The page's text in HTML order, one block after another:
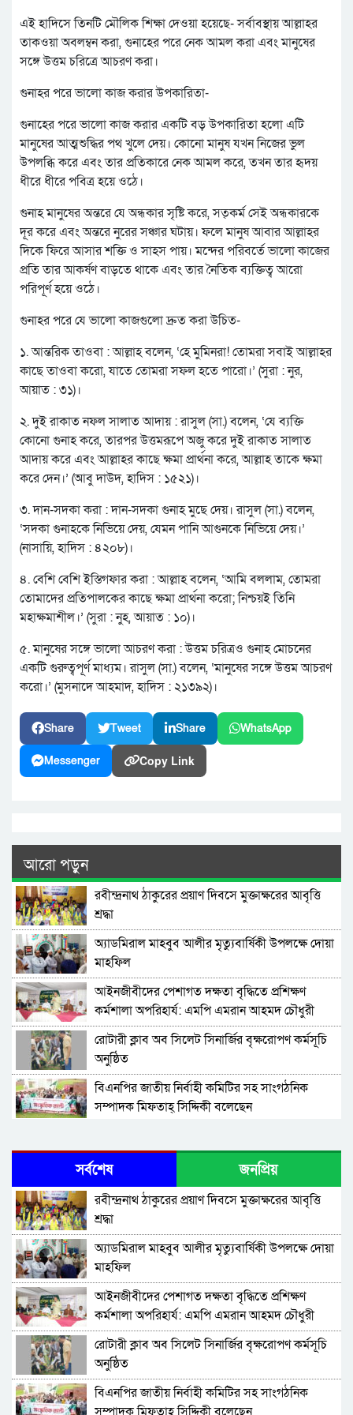
এই হাদিসে তিনটি মৌলিক শিক্ষা দেওয়া হয়েছে- সর্বাবস্থায় আল্লাহর
তাকওয়া অবলম্বন করা, গুনাহের পরে নেক আমল করা এবং মানুষের
সঙ্গে উত্তম চরিত্রে আচরণ করা।
গুনাহর পরে ভালো কাজ করার উপকারিতা-
গুনাহের পরে ভালো কাজ করার একটি বড় উপকারিতা হলো এটি
মানুষের আত্মশুদ্ধির পথ খুলে দেয়। কোনো মানুষ যখন নিজের ভুল
উপলব্ধি করে এবং তার প্রতিকারে নেক আমল করে, তখন তার হৃদয়
ধীরে ধীরে পবিত্র হয়ে ওঠে।
গুনাহ মানুষের অন্তরে যে অন্ধকার সৃষ্টি করে, সত্কর্ম সেই অন্ধকারকে
দূর করে এবং অন্তরে নুরের সঞ্চার ঘটায়। ফলে মানুষ আবার আল্লাহর
দিকে ফিরে আসার শক্তি ও সাহস পায়। মন্দের পরিবর্তে ভালো কাজের
প্রতি তার আকর্ষণ বাড়তে থাকে এবং তার নৈতিক ব্যক্তিত্ব আরো
পরিপূর্ণ হয়ে ওঠে।
গুনাহর পরে যে ভালো কাজগুলো দ্রুত করা উচিত-
১. আন্তরিক তাওবা : আল্লাহ বলেন, ‘হে মুমিনরা! তোমরা সবাই আল্লাহর
কাছে তাওবা করো, যাতে তোমরা সফল হতে পারো।’ (সুরা : নুর,
আয়াত : ৩১)।
২. দুই রাকাত নফল সালাত আদায় : রাসুল (সা.) বলেন, ‘যে ব্যক্তি
কোনো গুনাহ করে, তারপর উত্তমরূপে অজু করে দুই রাকাত সালাত
আদায় করে এবং আল্লাহর কাছে ক্ষমা প্রার্থনা করে, আল্লাহ তাকে ক্ষমা
করে দেন।’ (আবু দাউদ, হাদিস : ১৫২১)।
৩. দান-সদকা করা : দান-সদকা গুনাহ মুছে দেয়। রাসুল (সা.) বলেন,
‘সদকা গুনাহকে নিভিয়ে দেয়, যেমন পানি আগুনকে নিভিয়ে দেয়।’
(নাসায়ি, হাদিস : ৪২০৮)।
৪. বেশি বেশি ইস্তিগফার করা : আল্লাহ বলেন, ‘আমি বললাম, তোমরা
তোমাদের প্রতিপালকের কাছে ক্ষমা প্রার্থনা করো; নিশ্চয়ই তিনি
মহাক্ষমাশীল।’ (সুরা : নুহ, আয়াত : ১০)।
৫. মানুষের সঙ্গে ভালো আচরণ করা : উত্তম চরিত্রও গুনাহ মোচনের
একটি গুরুত্বপূর্ণ মাধ্যম। রাসুল (সা.) বলেন, ‘মানুষের সঙ্গে উত্তম আচরণ
করো।’ (মুসনাদে আহমাদ, হাদিস : ২১৩৯২)।
Share Tweet Share WhatsApp
Messenger Copy Link
আরো পড়ুন
রবীন্দ্রনাথ ঠাকুরের প্রয়াণ দিবসে মুক্তাক্ষরের আবৃত্তি
শ্রদ্ধা
অ্যাডমিরাল মাহবুব আলীর মৃত্যুবার্ষিকী উপলক্ষে দোয়া
মাহফিল
‎আইনজীবীদের পেশাগত দক্ষতা বৃদ্ধিতে প্রশিক্ষণ
কর্মশালা অপরিহার্য: এমপি এমরান আহমদ চৌধুরী
রোটারী ক্লাব অব সিলেট সিনার্জির বৃক্ষরোপণ কর্মসূচি
অনুষ্ঠিত
বিএনপির জাতীয় নির্বাহী কমিটির সহ সাংগঠনিক
সম্পাদক মিফতাহ্ সিদ্দিকী বলেছেন
সেক্রেটারী অধ্যক্ষ নজরুল ইসলাম বলেছেন
সিলেটে গ্যাস সংকট নিয়ে যা বলল জালালাবাদ
প্রতিষ্ঠার এক বছর: গবেষণা, অর্জন ও অঙ্গীকারে নতুন
দিগন্তে মেট্রোপলিটন ইউনিভার্সিটি রিসার্চ সোসাইটি
জেলা পরিষদের প্রশাসক আবুল কাহের চৌধুরী জুলাই
স্মৃতিস্তম্ভে শ্রদ্ধা নিবেদন
সিলেট মহানগর ছাত্রশিবিরের মিছিল সম্পন্ন
ধরিত্রী রক্ষায় আমরা’র উদ্যোগে সিলেটে বৃক্ষ রোপনের
কর্মসূচি পালন
সর্বশেষ জনপ্রিয়
রবীন্দ্রনাথ ঠাকুরের প্রয়াণ দিবসে মুক্তাক্ষরের আবৃত্তি
শ্রদ্ধা
অ্যাডমিরাল মাহবুব আলীর মৃত্যুবার্ষিকী উপলক্ষে দোয়া
মাহফিল
‎আইনজীবীদের পেশাগত দক্ষতা বৃদ্ধিতে প্রশিক্ষণ
কর্মশালা অপরিহার্য: এমপি এমরান আহমদ চৌধুরী
রোটারী ক্লাব অব সিলেট সিনার্জির বৃক্ষরোপণ কর্মসূচি
অনুষ্ঠিত
বিএনপির জাতীয় নির্বাহী কমিটির সহ সাংগঠনিক